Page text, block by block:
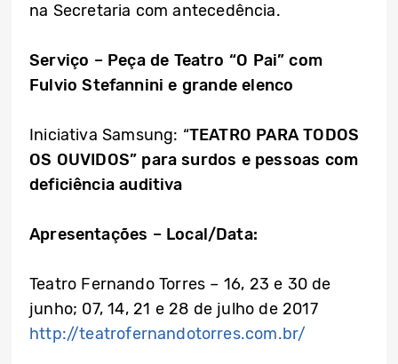
na Secretaria com antecedência.
Serviço – Peça de Teatro “O Pai” com
Fulvio Stefannini e grande elenco
Iniciativa Samsung: “TEATRO PARA TODOS
OS OUVIDOS” para surdos e pessoas com
deficiência auditiva
Apresentações – Local/Data:
Teatro Fernando Torres – 16, 23 e 30 de
junho; 07, 14, 21 e 28 de julho de 2017
http://teatrofernandotorres.com.br/